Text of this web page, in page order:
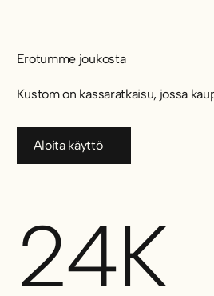
Erotumme joukosta
Kustom on kassaratkaisu, jossa
Aloita käyttö
24K